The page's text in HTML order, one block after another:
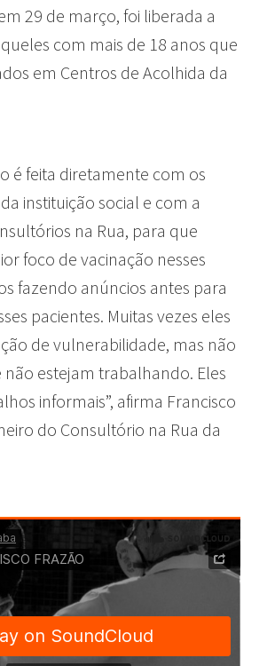
29 de março, foi liberada a
com mais de 18 anos que
em Centros de Acolhida da
é feita diretamente com os
instituição social e com a
na Rua, para que
foco de vacinação nesses
fazendo anúncios antes para
pacientes. Muitas vezes eles
de vulnerabilidade, mas não
estejam trabalhando. Eles
informais”, afirma Francisco
do Consultório na Rua da